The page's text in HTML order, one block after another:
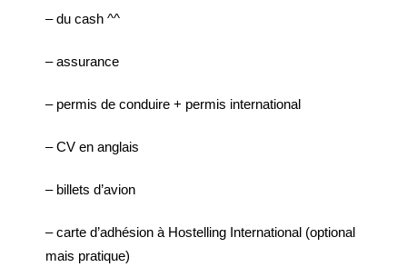
– du cash ^^
– assurance
– permis de conduire + permis international
– CV en anglais
– billets d’avion
– carte d’adhésion à Hostelling International (optional
mais pratique)